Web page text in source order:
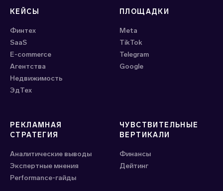
КЕЙСЫ
Финтех
SaaS
E-commerce
Агентства
Недвижимость
ЭдТех
ПЛОЩАДКИ
Meta
ТikTok
Telegram
Google
РЕКЛАМНАЯ
СТРАТЕГИЯ
Аналитические выводы
Экспертные мнения
Performance-гайды
ЧУВСТВИТЕЛЬНЫЕ
ВЕРТИКАЛИ
Финансы
Дейтинг